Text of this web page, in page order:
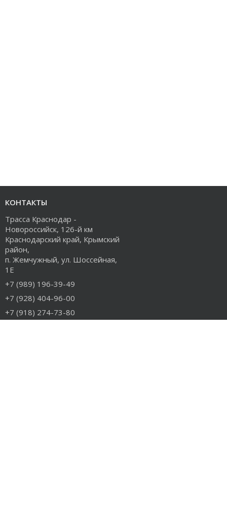
КОНТАКТЫ
Трасса Краснодар -
Новороссийск, 126-й км
Краснодарский край, Крымский
район,
п. Жемчужный, ул. Шоссейная,
1Е
+7 (989) 196-39-49
+7 (928) 404-96-00
+7 (918) 274-73-80